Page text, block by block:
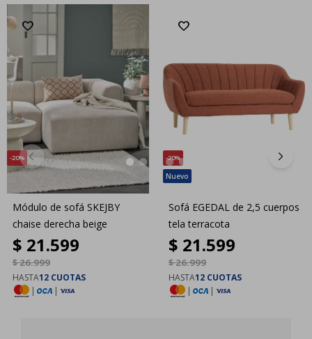
20
Módulo de sofá SKEJBY
chaise derecha beige
$ 21.599
$26.999
HASTA12 CUOTAS
|
|
20
Sofá EGEDAL de 2,5 cuerpos
tela terracota
$ 21.599
$26.999
HASTA12 CUOTAS
|
|